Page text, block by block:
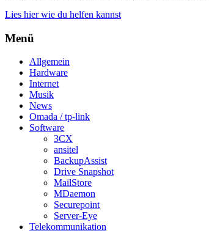
Lies hier wie du helfen kannst
Menü
Allgemein
Hardware
Internet
Musik
News
Omada / tp-link
Software
3CX
ansitel
BackupAssist
Drive Snapshot
MailStore
MDaemon
Securepoint
Server-Eye
Telekommunikation